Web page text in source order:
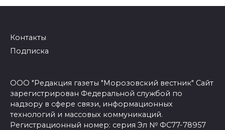
Контакты
Подписка
ООО "Редакция газеты "Морозовский вестник" Сайт
зарегистрирован Федеральной службой по
надзору в сфере связи, информационных
технологий и массовых коммуникаций.
Регистрационный номер: серия Эл № ФС77-78957